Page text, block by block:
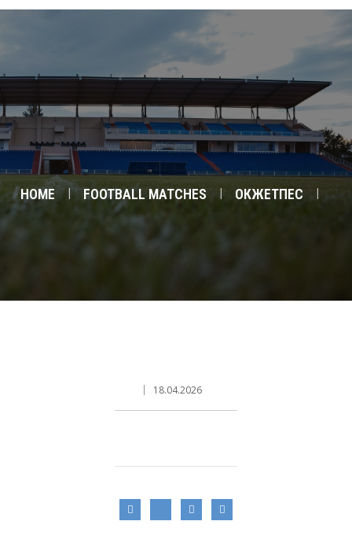
ГЛАВНАЯ
КОМАНДЫ
АКАДЕМИЯ
ФАН-ШОП
НОВОСТИ
ГАЛЛЕРЕЯ
0
HOME FOOTBALL MATCHES ОКЖЕТПЕС
18.04.2026